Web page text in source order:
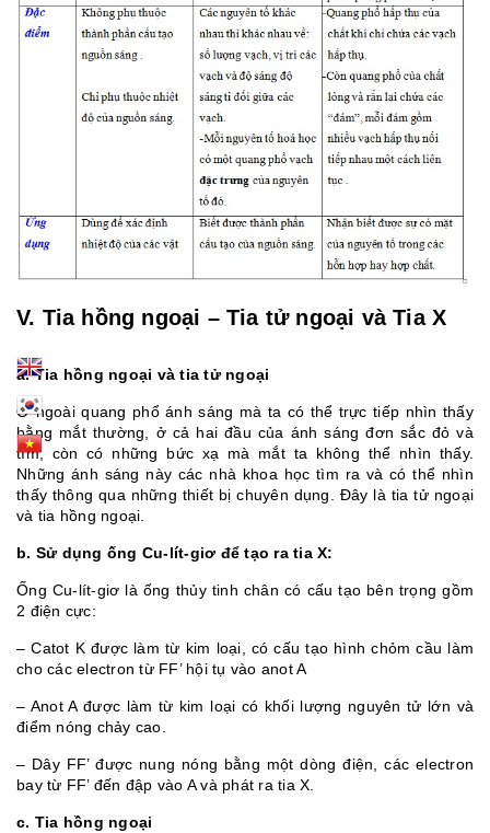
V. Tia hồng ngoại – Tia tử ngoại và Tia X
a. Tia hồng ngoại và tia tử ngoại
Ở ngoài quang phổ ánh sáng mà ta có thể trực tiếp nhìn thấy
bằng mắt thường, ở cả hai đầu của ánh sáng đơn sắc đỏ và
tím, còn có những bức xạ mà mắt ta không thể nhìn thấy.
Những ánh sáng này các nhà khoa học tìm ra và có thể nhìn
thấy thông qua những thiết bị chuyên dụng. Đây là tia tử ngoại
và tia hồng ngoại.
b. Sử dụng ống Cu-lít-giơ để tạo ra tia X:
Ống Cu-lít-giơ là ống thủy tinh chân có cấu tạo bên trọng gồm
2 điện cực:
– Catot K được làm từ kim loại, có cấu tạo hình chỏm cầu làm
cho các electron từ FF’ hội tụ vào anot A
– Anot A được làm từ kim loại có khối lượng nguyên tử lớn và
điểm nóng chảy cao.
– Dây FF’ được nung nóng bằng một dòng điện, các electron
bay từ FF’ đến đập vào A và phát ra tia X.
c. Tia hồng ngoại